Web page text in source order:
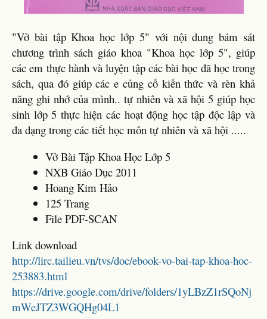
"Vở bài tập Khoa học lớp 5" với nội dung bám sát
chương trình sách giáo khoa "Khoa học lớp 5", giúp
các em thực hành và luyện tập các bài học đã học trong
sách, qua đó giúp các e củng cố kiến thức và rèn khả
năng ghi nhớ của mình.. tự nhiên và xã hội 5 giúp học
sinh lớp 5 thực hiện các hoạt động học tập độc lập và
đa dạng trong các tiết học môn tự nhiên và xã hội .....
Vở Bài Tập Khoa Học Lớp 5
NXB Giáo Dục 2011
Hoang Kim Hảo
125 Trang
File PDF-SCAN
Link download
http://lirc.tailieu.vn/tvs/doc/ebook-vo-bai-tap-khoa-hoc-
253883.html
https://drive.google.com/drive/folders/1yLBzZ1rSQoNj
mWeJTZ3WGQHg04L1